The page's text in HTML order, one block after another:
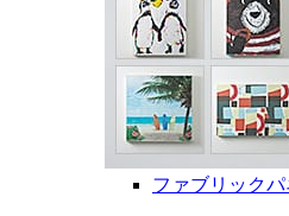
ファブリック